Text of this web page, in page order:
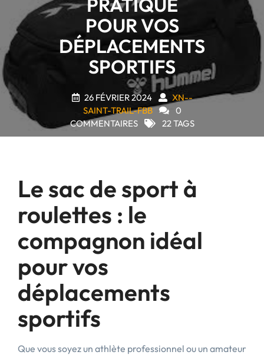
PRATIQUE
POUR VOS
DÉPLACEMENTS
SPORTIFS
26 FÉVRIER 2024
XN--
SAINT-TRAIL-FBB
0
COMMENTAIRES
22 TAGS
Le sac de sport à
roulettes : le
compagnon idéal
pour vos
déplacements
sportifs
Que vous soyez un athlète professionnel ou un amateur